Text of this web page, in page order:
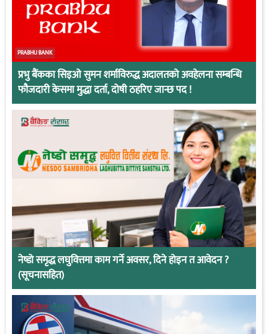
PRABHU BANK
प्रभु बैंकका सिइओ सुमन शर्माविरुद्ध अदालतको अवहेलना सम्बन्धि
फौजदारी केसमा मुद्धा दर्ता, दोषी ठहरिए जान्छ पद !
नेष्डो समृद्ध लघुवित्तमा काम गर्ने अवसर, दिने होइन त आवेदन ?
(सूचनासहित)